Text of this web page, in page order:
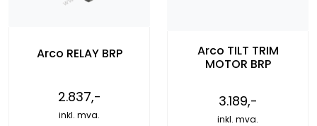
Arco RELAY BRP
2.837,-
inkl. mva.
Arco TILT TRIM
MOTOR BRP
3.189,-
inkl. mva.